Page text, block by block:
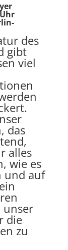
des
gibt
viel
das
alles
wie es
und auf
unser
die
zu